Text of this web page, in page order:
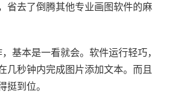
省去了倒腾其他专业画图软件的麻
基本是一看就会。软件运行轻巧，
几秒钟内完成图片添加文本。而且
到位。